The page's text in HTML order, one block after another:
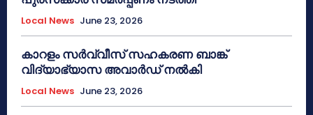
Local News June 23, 2026
കാറളം സർവ്വീസ് സഹകരണ ബാങ്ക്
വിദ്യാഭ്യാസ അവാർഡ് നൽകി
Local News June 23, 2026